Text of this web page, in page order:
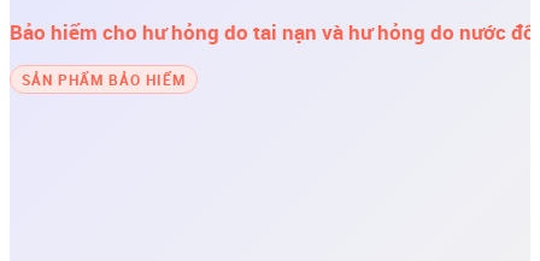
Bảo hiểm cho hư hỏng do tai nạn và hư hỏng do nước
SẢN PHẨM BẢO HIỂM